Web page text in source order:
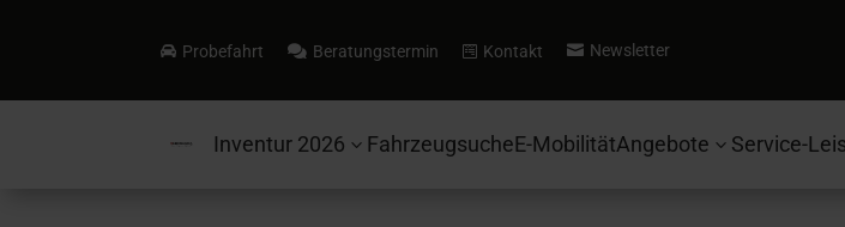
 Probefahrt  Beratungstermin  Kontakt  Newsletter
Inventur 2026 3 FahrzeugsucheE-MobilitätAngebote 3 Service-